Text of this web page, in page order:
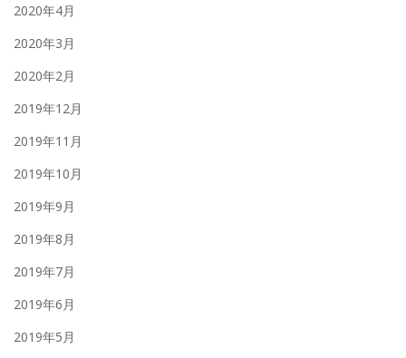
2020年4月
2020年3月
2020年2月
2019年12月
2019年11月
2019年10月
2019年9月
2019年8月
2019年7月
2019年6月
2019年5月